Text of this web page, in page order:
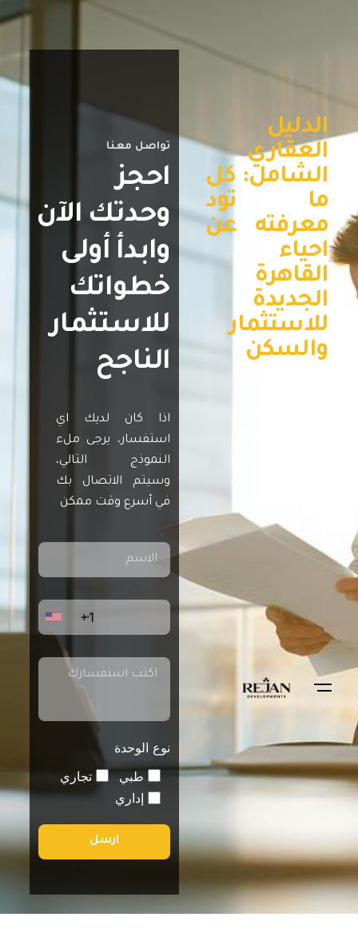
الدليل
العقاري
الشامل: كل
ما تود
معرفته عن
احياء
القاهرة
الجديدة
للاستثمار
والسكن
تواصل معنا
احجز
وحدتك الآن
وابدأ أولى
خطواتك
للاستثمار
الناجح
اذا كان لديك اي
استفسار، يرجى ملء
النموذج التالي،
وسيتم الاتصال بك
في أسرع وقت ممكن
نوع الوحدة
تجاري
طبي
إداري
ارسل